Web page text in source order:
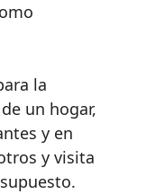
la
un hogar,
y en
y visita